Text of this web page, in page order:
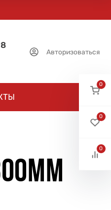
Авторизоваться
0
0
0